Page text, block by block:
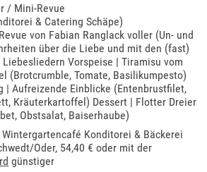
/ Mini-Revue
& Catering Schäpe)
von Fabian Ranglack voller (Un- und
über die Liebe und mit den (fast)
Liebesliedern Vorspeise | Tiramisu vom
(Brotcrumble, Tomate, Basilikumpesto)
| Aufreizende Einblicke (Entenbrustfilet,
Kräuterkartoffel) Dessert | Flotter Dreier
Obstsalat, Baiserhaube)
Wintergartencafé Konditorei & Bäckerei
Oder, 54,40 € oder mit der
günstiger